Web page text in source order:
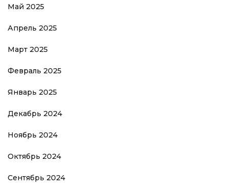
Май 2025
Апрель 2025
Март 2025
Февраль 2025
Январь 2025
Декабрь 2024
Ноябрь 2024
Октябрь 2024
Сентябрь 2024